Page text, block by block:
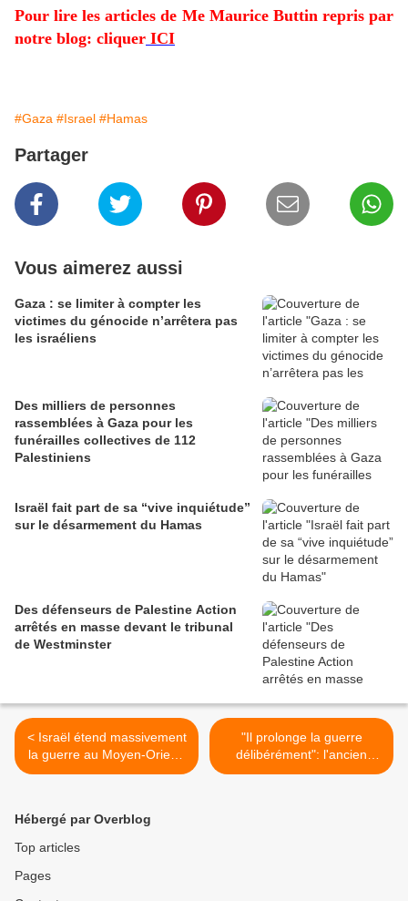
Pour lire les articles de Me Maurice Buttin repris par
notre blog: cliquer ICI
#Gaza #Israel #Hamas
Partager
Vous aimerez aussi
Gaza : se limiter à compter les
victimes du génocide n’arrêtera pas
les israéliens
Des milliers de personnes
rassemblées à Gaza pour les
funérailles collectives de 112
Palestiniens
Israël fait part de sa “vive inquiétude”
sur le désarmement du Hamas
Des défenseurs de Palestine Action
arrêtés en masse devant le tribunal
de Westminster
< Israël étend massivement
la guerre au Moyen-Orient,
tuant 550 personnes au
"Il prolonge la guerre
délibérément": l'ancien
Premier ministre israélien
Hébergé par Overblog
Top articles
Pages